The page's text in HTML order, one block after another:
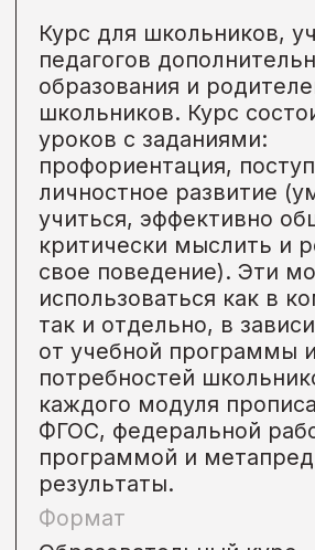
награждение победителей и
сертификат о прохождении.
Подробнее →
Формат
Онлайн-курс
Категория
Дети до 18 лет
Курс «Учусь Учиться»
• Онлайн Идет сейчас